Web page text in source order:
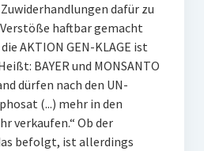
dafür zu
haftbar gemacht
AKTION GEN-KLAGE ist
BAYER und MONSANTO
dürfen nach den UN-
(...) mehr in den
verkaufen.“ Ob der
befolgt, ist allerdings